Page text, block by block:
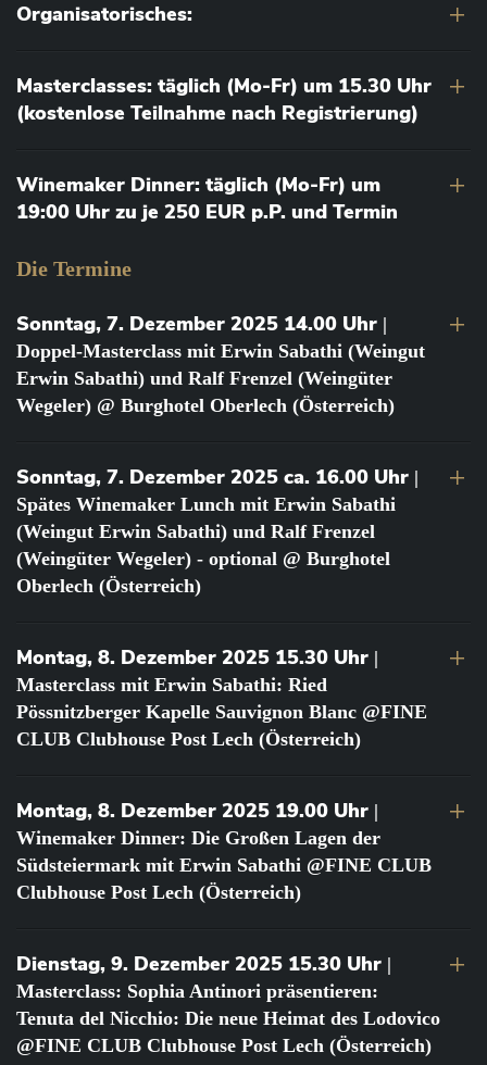
Organisatorisches:
Masterclasses: täglich (Mo-Fr) um 15.30 Uhr
(kostenlose Teilnahme nach Registrierung)
Winemaker Dinner: täglich (Mo-Fr) um
19:00 Uhr zu je 250 EUR p.P. und Termin
Die Termine
Sonntag, 7. Dezember 2025 14.00 Uhr |
Doppel-Masterclass mit Erwin Sabathi (Weingut
Erwin Sabathi) und Ralf Frenzel (Weingüter
Wegeler) @ Burghotel Oberlech (Österreich)
Sonntag, 7. Dezember 2025 ca. 16.00 Uhr |
Spätes Winemaker Lunch mit Erwin Sabathi
(Weingut Erwin Sabathi) und Ralf Frenzel
(Weingüter Wegeler) - optional @ Burghotel
Oberlech (Österreich)
Montag, 8. Dezember 2025 15.30 Uhr |
Masterclass mit Erwin Sabathi: Ried
Pössnitzberger Kapelle Sauvignon Blanc @FINE
CLUB Clubhouse Post Lech (Österreich)
Montag, 8. Dezember 2025 19.00 Uhr |
Winemaker Dinner: Die Großen Lagen der
Südsteiermark mit Erwin Sabathi @FINE CLUB
Clubhouse Post Lech (Österreich)
Dienstag, 9. Dezember 2025 15.30 Uhr |
Masterclass: Sophia Antinori präsentieren:
Tenuta del Nicchio: Die neue Heimat des Lodovico
@FINE CLUB Clubhouse Post Lech (Österreich)